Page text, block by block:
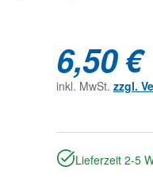
6,50 €
inkl. MwSt. zzgl.
Lieferzeit 2-5